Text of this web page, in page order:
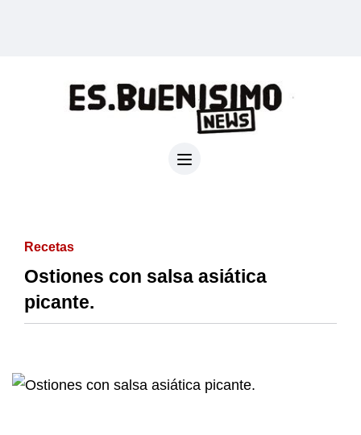
Recetas
Ostiones con salsa asiática
picante.